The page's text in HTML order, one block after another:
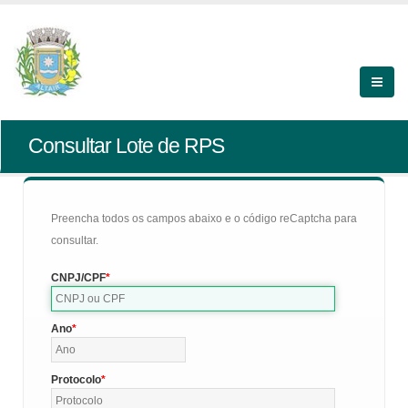
Consultar Lote de RPS
Preencha todos os campos abaixo e o código reCaptcha para
consultar.
CNPJ/CPF
Ano
Protocolo